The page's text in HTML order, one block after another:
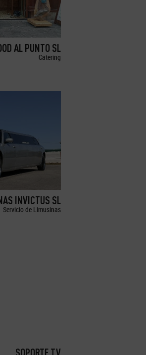
AL PUNTO SL
Catering
INVICTUS SL
Servicio de Limusinas
SOPORTE TV